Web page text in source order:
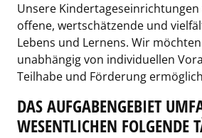
Unsere
offene, wertschätzende und
Lebens und Lernens. Wir
unabhängig von individuellen
Teilhabe und Förderung
DAS AUFGABENGEBIET
WESENTLICHEN FOLGENDE